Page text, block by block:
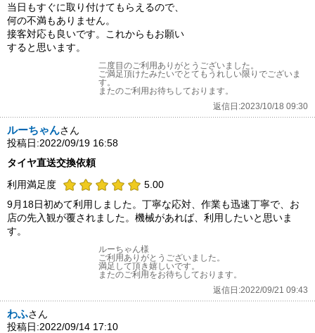
当日もすぐに取り付けてもらえるので、
何の不満もありません。
接客対応も良いです。これからもお願い
すると思います。
二度目のご利用ありがとうございました。
ご満足頂けたみたいでとてもうれしい限りでございま
す。
またのご利用お待ちしております。
返信日:2023/10/18 09:30
ルーちゃんさん
投稿日:2022/09/19 16:58
タイヤ直送交換依頼
利用満足度
5.00
9月18日初めて利用しました。丁寧な応対、作業も迅速丁寧で、お
店の先入観が覆されました。機械があれば、利用したいと思いま
す。
ルーちゃん様
ご利用ありがとうございました。
満足して頂き嬉しいです。
またのご利用をお待ちしております。
返信日:2022/09/21 09:43
わふさん
投稿日:2022/09/14 17:10